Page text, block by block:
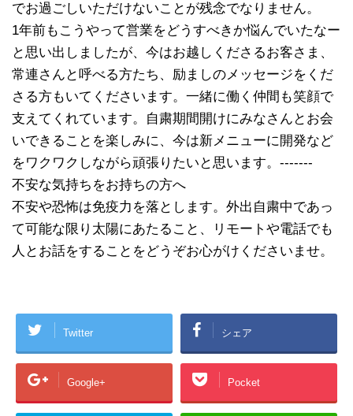
でお過ごしいただけないことが残念でなりません。
1年前もこうやって営業をどうすべきか悩んでいたなー
と思い出しましたが、今はお越しくださるお客さま、
常連さんと呼べる方たち、励ましのメッセージをくだ
さる方もいてくださいます。一緒に働く仲間も笑顔で
支えてくれています。自粛期間開けにみなさんとお会
いできることを楽しみに、今は新メニューに開発など
をワクワクしながら頑張りたいと思います。-------
不安な気持ちをお持ちの方へ
不安や恐怖は免疫力を落とします。外出自粛中であっ
て可能な限り太陽にあたること、リモートや電話でも
人とお話をすることをどうぞお心がけくださいませ。
Twitter シェア
Google+ Pocket